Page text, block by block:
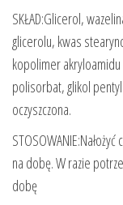
SKŁAD:Glicerol,
glicerolu, kwas
kopolimer
polisorbat, glikol
oczyszczona.
na dobę. W razie
dobę